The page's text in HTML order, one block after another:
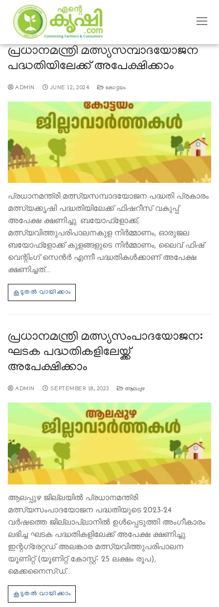
പ്രധാനമന്ത്രി മത്സ്യസമ്പാദയോജന
പദ്ധതിയിലേക്ക് അപേക്ഷിക്കാം
ADMIN JUNE 12, 2024 കോട്ടയം
പ്രധാനമന്ത്രി മത്സ്യസമ്പാദയോജന പദ്ധതി പ്രകാരം
മത്സ്യക്കൃഷി പദ്ധതിയിലേക്ക് ഫിഷറീസ് വകുപ്പ്
അപേക്ഷ ക്ഷണിച്ചു. ബയോഫ്ളോക്ക്,
മത്സ്യവിത്തുപരിപാലനകുള നിർമ്മാണം, ഓരുജല
ബയോഫ്ളോക്ക് കുളങ്ങളുടെ നിർമ്മാണം, ലൈവ് ഫിഷ്
വെന്റിംഗ് സെൻർ എന്നീ പദ്ധതികൾക്കാണ് അപേക്ഷ
ക്ഷണിച്ചത്.…
പ്രധാനമന്ത്രി മത്സ്യസംപാദയോജന:
ഘടക പദ്ധതികളിലേയ്ക്ക്
അപേക്ഷിക്കാം
ADMIN SEPTEMBER 18, 2023 ആലപ്പുഴ
ആലപ്പുഴ ജില്ലയില്‍ പ്രധാനമന്ത്രി
മത്സ്യസംപാദയോജന പദ്ധതിയുടെ 2023-24
വര്‍ഷത്തെ ജില്ലാപ്ലാനില്‍ ഉള്‍പ്പെടുത്തി അംഗീകാരം
ലഭിച്ച ഘടക പദ്ധതികളിലേക്ക് അപേക്ഷ ക്ഷണിച്ചു.
ഇന്റഗ്രേറ്റഡ് അലങ്കാര മത്സ്യവിത്തുപരിപാലന
യൂണിറ്റ് (യൂണിറ്റ് കോസ്റ്റ്- 25 ലക്ഷം രൂപ),
മെക്കനൈസ്ഡ്…